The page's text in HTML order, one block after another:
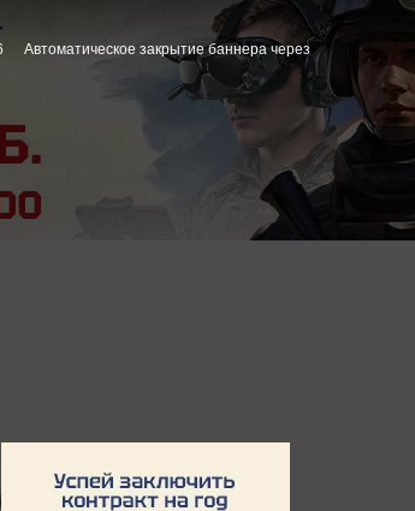
Автоматическое закрытие баннера через